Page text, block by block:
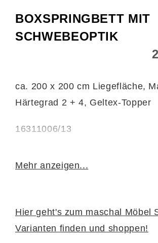
BOXSPRINGBETT MIT
SCHWEBEOPTIK
ca. 200 x 200 cm Liegefläche,
Härtegrad 2 + 4, Geltex-Topper
16311006/13
Mehr anzeigen...
Hier geht's zum maschal Möbel
Varianten finden und shoppen!